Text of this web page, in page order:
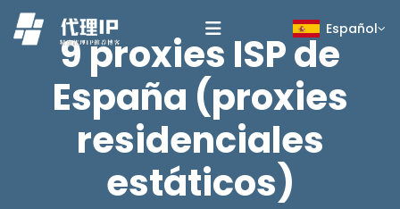
Español
9 proxies ISP de
España (proxies
residenciales
estáticos)